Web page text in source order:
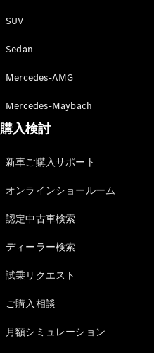
SUV
Sedan
Mercedes-AMG
Mercedes-Maybach
購入検討
新車ご購入サポート
オンラインショールーム
認定中古車検索
ディーラー検索
試乗リクエスト
ご購入相談
月額シミュレーション